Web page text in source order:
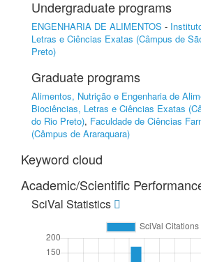
Undergraduate programs
ENGENHARIA DE ALIMENTOS -
Letras e Ciências Exatas (Câmpus de
Preto)
Graduate programs
Alimentos, Nutrição e Engenharia de
Biociências, Letras e Ciências Exatas
do Rio Preto), Faculdade de Ciências
(Câmpus de Araraquara)
Keyword cloud
Academic/Scientific
SciVal Statistics